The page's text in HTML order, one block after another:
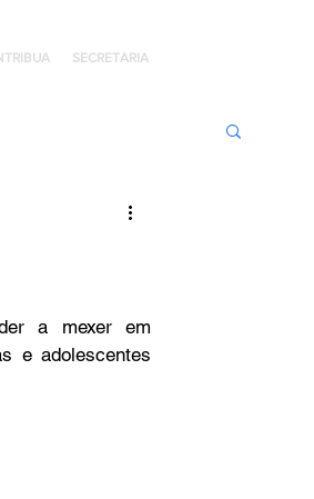
SECRETARIA
a mexer em
e adolescentes